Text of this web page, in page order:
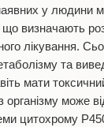
у людини
визначають
лікування.
та
мати
з організму може
цитохрому